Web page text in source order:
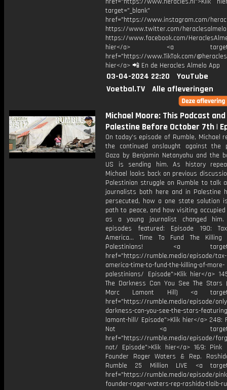
target="_blank"
href="https://www.instagram.com/
https://www.twitter.com/heraclesalmelo
https://www.facebook.com/
hier</a> <a
href="https://www.TikTok.com/
hier</a> 📲 En de Heracles Almelo App
03-04-2024 22:20
YouTube
Voetbal.TV
Alle afleveringen
Michael Moore: This Podcast and
Palestine Before October 7th |
On today’s episode of Rumble, Michael
the continued onslaught against the
Gaza by Benjamin Netanyahu and the
US is sending him. As history
Michael looks back on previous
Palestinian struggle on Rumble to talk
journalists both here and in Palestine
persecuted, how a one state solution
path to peace, and how visiting
as a young journalist changed him.
episodes featured: ⁠Episode 190:
America… Time To Fund The
Palestinians!⁠ <a
href="https://rumble.media/episode/tax-
america-time-to-fund-the-killing-of-more-
palestinians/ ⁠Episode">Klik hier</a>
The Darkness Can You See The Stars
Marc Lamont Hill)⁠ <a
href="https://rumble.media/episode/
darkness-can-you-see-the-stars-
lamont-hill/ ⁠Episode">Klik hier</a> 248:
Not⁠ <a
href="https://rumble.media/episode/
not/ ⁠Episode">Klik hier</a> 169: Pink
Founder Roger Waters & Rep.
Rumble 25 Million LIVE⁠ <a
href="https://rumble.media/episode/
founder-roger-waters-rep-rashida-tlaib-